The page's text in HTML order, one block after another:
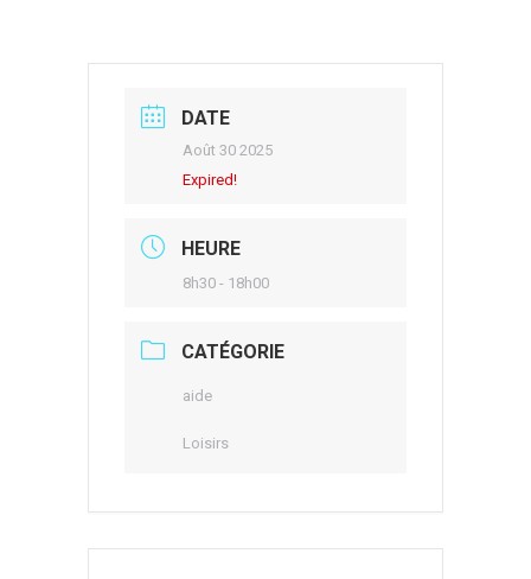
DATE
Août 30 2025
Expired!
HEURE
8h30 - 18h00
CATÉGORIE
aide
Loisirs